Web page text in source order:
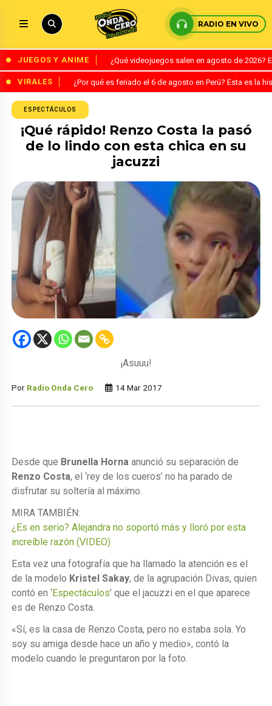
RADIO EN VIVO
JUEGOS Y ANIME ¿Qué videojuegos salen en agosto de
VIRALES ¿Por qué es feriado el 6 de agosto en Perú? Esta es la
ESPECTÁCULOS
¡Qué rápido! Renzo Costa la pasó
de lo lindo con esta chica en su
jacuzzi
¡Asuuu!
Por Radio Onda Cero 14 Mar 2017
Desde que Brunella Horna anunció su separación de
Renzo Costa, el ‘rey de los cueros’ no ha parado de
disfrutar su soltería al máximo.
MIRA TAMBIÉN:
¿Es en serio? Alejandra no soportó más y lloró por esta
increíble razón (VIDEO)
Esta vez una fotografía que ha llamado la atención es el
de la modelo Kristel Sakay, de la agrupación Divas, quien
contó en ‘Espectáculos’ que el jacuzzi en el que aparece
es de Renzo Costa.
«Sí, es la casa de Renzo Costa, pero no estaba sola. Yo
soy su amiga desde hace un año y medio», contó la
modelo cuando le preguntaron por la foto.